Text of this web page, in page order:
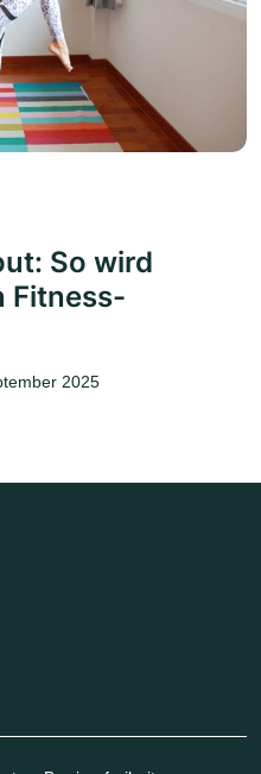
So wird
Fitness-
2025